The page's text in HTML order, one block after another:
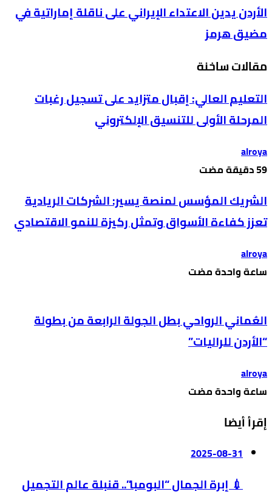
الأردن يدين الاعتداء الإيراني على ناقلة إماراتية في
مضيق هرمز
مقالات ساخنة
التعليم العالي: إقبال متزايد على تسجيل رغبات
المرحلة الأولى للتنسيق الإلكتروني
alroya
الشريك المؤسس لمنصة يسير: الشركات الريادية
تعزز كفاءة الأسواق وتمثل ركيزة للنمو الاقتصادي
alroya
‫‫‫‏‫ساعة واحدة مضت‬
العُماني الرواحي بطل الجولة الرابعة من بطولة
“الأردن للراليات”
alroya
‫‫‫‏‫ساعة واحدة مضت‬
إقرأ أيضا
2025-08-31
💉 إبرة الجمال “البومبا”.. قنبلة عالم التجميل